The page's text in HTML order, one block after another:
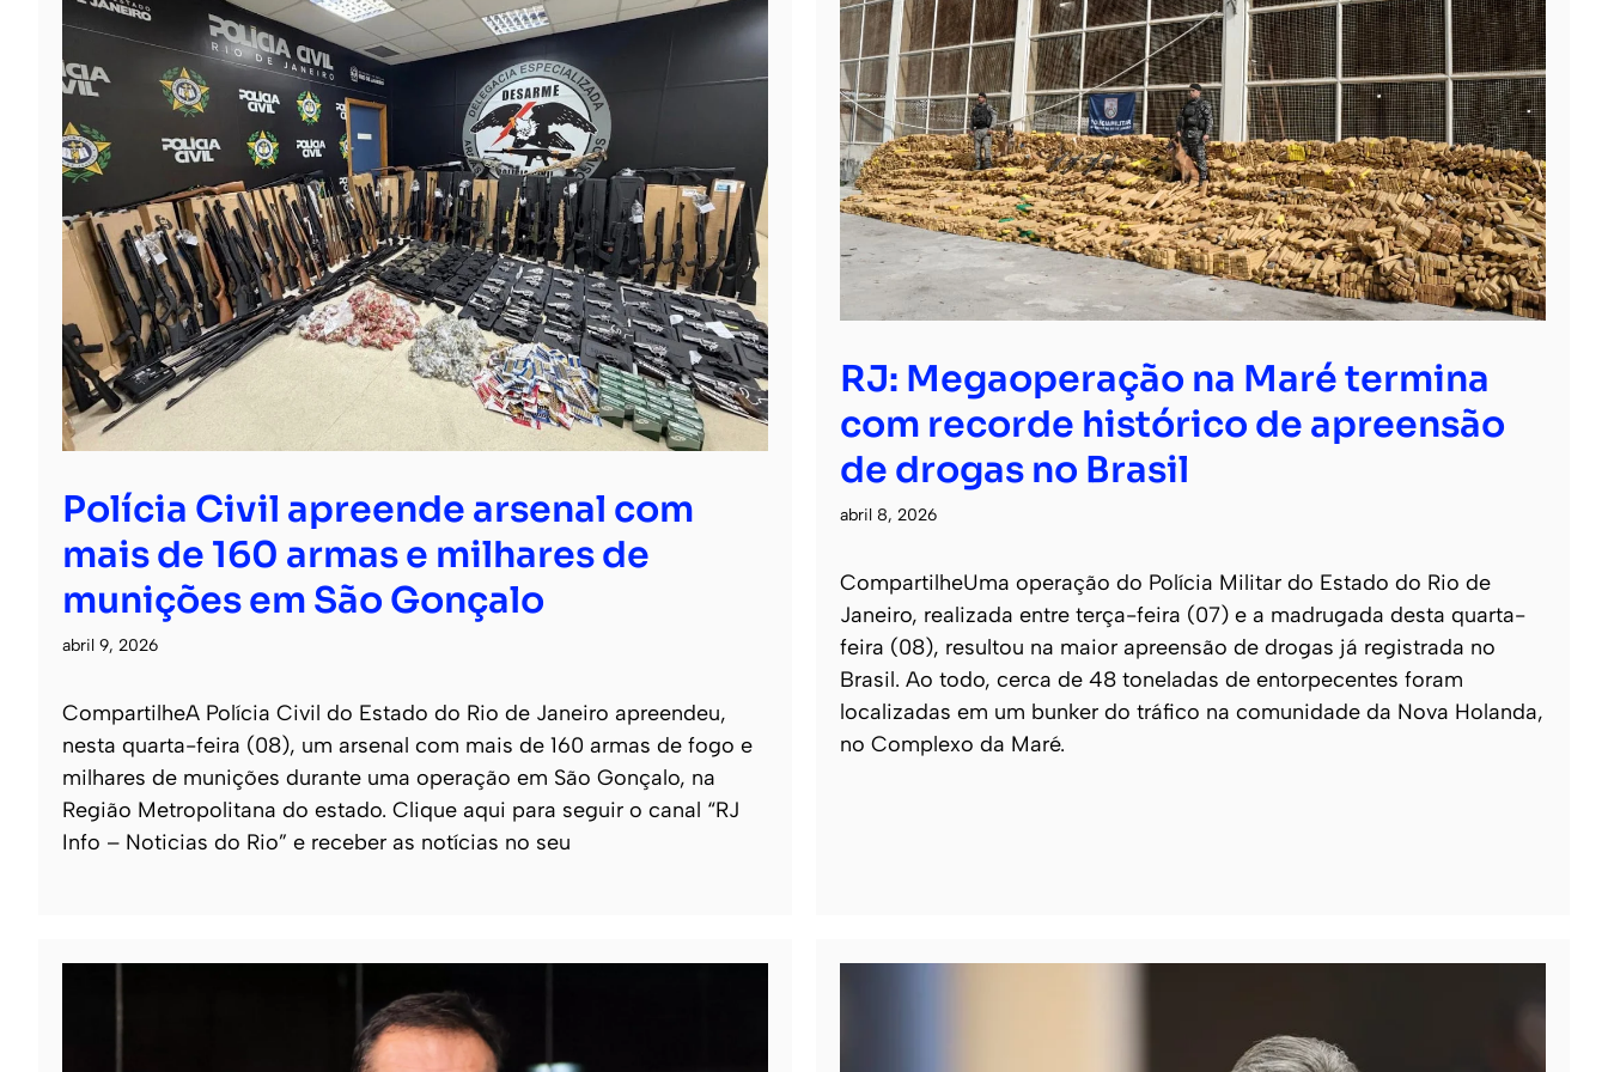
Polícia Civil apreende arsenal com
mais de 160 armas e milhares de
munições em São Gonçalo
abril 9, 2026
CompartilheA Polícia Civil do Estado do Rio de Janeiro apreendeu,
nesta quarta-feira (08), um arsenal com mais de 160 armas de fogo e
milhares de munições durante uma operação em São Gonçalo, na
Região Metropolitana do estado. Clique aqui para seguir o canal “RJ
Info – Noticias do Rio” e receber as notícias no seu
RJ: Megaoperação na Maré termina
com recorde histórico de apreensão
de drogas no Brasil
abril 8, 2026
CompartilheUma operação do Polícia Militar do Estado do Rio de
Janeiro, realizada entre terça-feira (07) e a madrugada desta quarta-
feira (08), resultou na maior apreensão de drogas já registrada no
Brasil. Ao todo, cerca de 48 toneladas de entorpecentes foram
localizadas em um bunker do tráfico na comunidade da Nova Holanda,
no Complexo da Maré.